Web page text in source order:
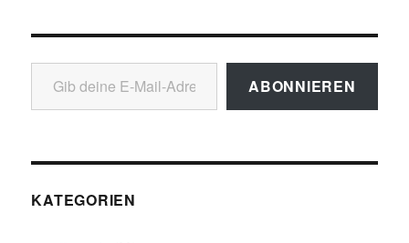
Gib deine E-Mail-Adresse ein ...
ABONNIEREN
KATEGORIEN